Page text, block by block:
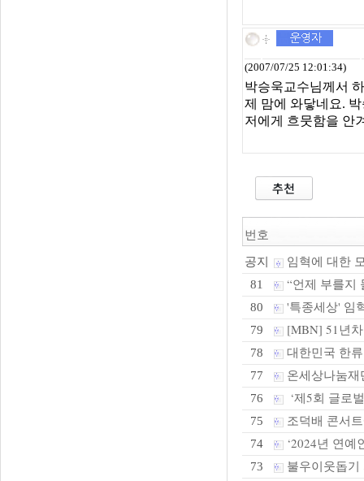
(2007/07/25 12:01:34)
박승욱교수님께서
제 맘에 와닿네요.
저에게 흐뭇함을 안
번호
공지 임혁에 대한
81 “언제 부를지
80 '특종세상' 임
79 [MBN] 51년
78 대한민국 한
77 온세상나눔
76 ‘제5회 글로
75 조덕배 콘서
74 ‘2024년 연예
73
불우이웃돕